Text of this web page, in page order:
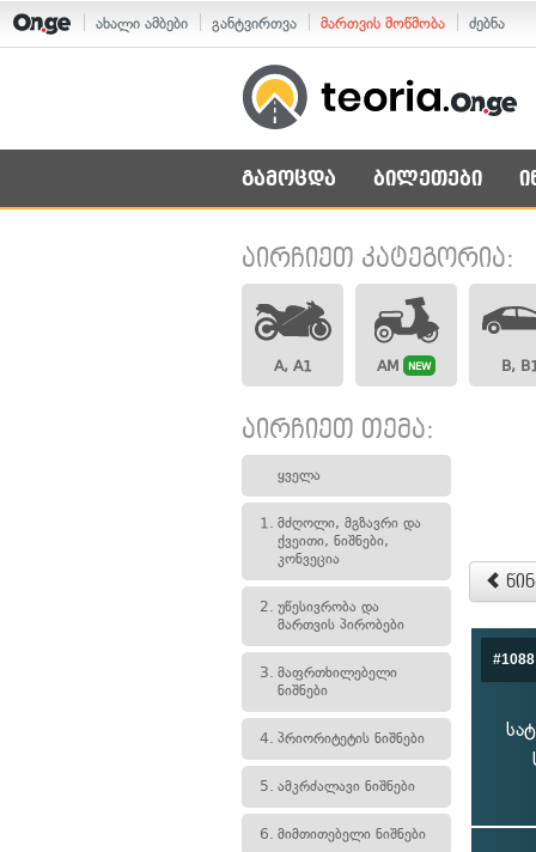
ახალი ამბები განტვირთვა მართვის მოწმობა ძებნა
გამოცდა ბილეთები
აირჩიეთ კატეგორია:
A, A1 AM NEW B,
აირჩიეთ თემა:
ყველა
1. მძღოლი, მგზავრი და
ქვეითი, ნიშნები,
კონვეცია
2. უწესივრობა და
მართვის პირობები
3. მაფრთხილებელი
ნიშნები
4. პრიორიტეტის ნიშნები
5. ამკრძალავი ნიშნები
6. მიმთითებელი ნიშნები
#1088